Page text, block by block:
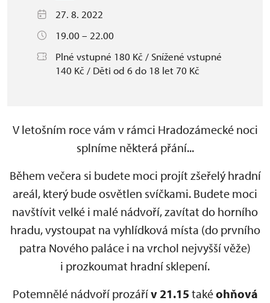
27. 8. 2022
19.00 – 22.00
Plné vstupné 180 Kč / Snížené vstupné
140 Kč / Děti od 6 do 18 let 70 Kč
V letošním roce vám v rámci Hradozámecké noci
splníme některá přání...
Během večera si budete moci projít zšeřelý hradní
areál, který bude osvětlen svíčkami. Budete moci
navštívit velké i malé nádvoří, zavítat do horního
hradu, vystoupat na vyhlídková místa (do prvního
patra Nového paláce i na vrchol nejvyšší věže)
i prozkoumat hradní sklepení.
Potemnělé nádvoří prozářív 21.15 takéohňová